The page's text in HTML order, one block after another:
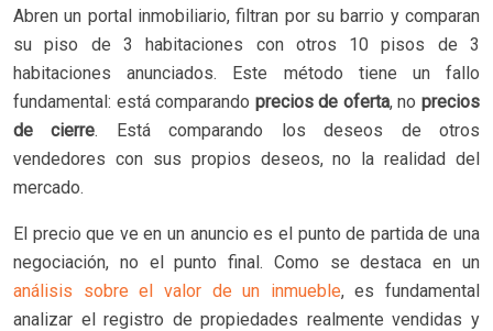
Abren un portal inmobiliario, filtran por su barrio y comparan
su piso de 3 habitaciones con otros 10 pisos de 3
habitaciones anunciados. Este método tiene un fallo
fundamental: está comparando precios de oferta, noprecios
de cierre. Está comparando los deseos de otros
vendedores con sus propios deseos, no la realidad del
mercado.
El precio que ve en un anuncio es el punto de partida de una
negociación, no el punto final. Como se destaca en un
análisis sobre el valor de un inmueble, es fundamental
analizar el registro de propiedades realmente vendidas y